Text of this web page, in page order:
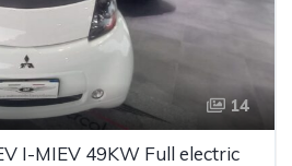
14
I-MIEV 49KW Full electric